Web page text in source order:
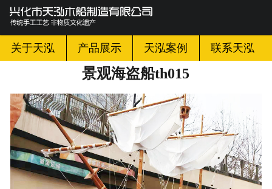
关于天泓
产品展示
天泓案例
天泓新闻
天泓百科
关于天泓 产品展示 天泓案例 联系天泓
景观海盗船th015